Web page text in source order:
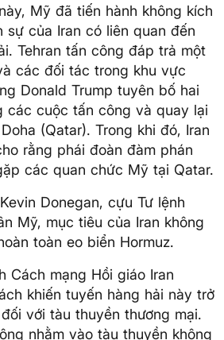
Mỹ đã tiến hành không kích
sự của Iran có liên quan đến
Tehran tấn công đáp trả một
các đối tác trong khu vực
Donald Trump tuyên bố hai
các cuộc tấn công và quay lại
(Qatar). Trong khi đó, Iran
rằng phái đoàn đàm phán
các quan chức Mỹ tại Qatar.
Donegan, cựu Tư lệnh
Mỹ, mục tiêu của Iran không
toàn eo biển Hormuz.
Cách mạng Hồi giáo Iran
khiến tuyến hàng hải này trở
với tàu thuyền thương mại.
nhằm vào tàu thuyền không